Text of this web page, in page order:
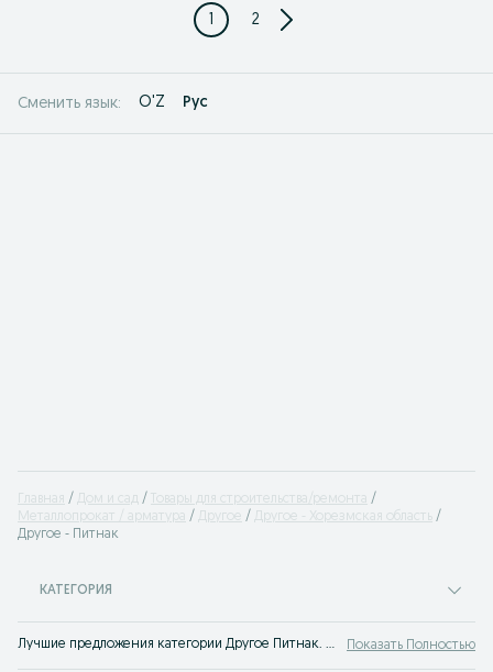
1 2
Сменить язык: O'Z Рус
Главная Дом и сад
Товары для строительства/ремонта
Металлопрокат / арматура
Другое
Другое - Хорезмская область
Другое - Питнак
КАТЕГОРИЯ
Лучшие предложения категории Другое Питнак. Большой выбор товаров и услуг по выгодным ценам на OLX! Множество предложений на OLX.uz! Показать Полностью